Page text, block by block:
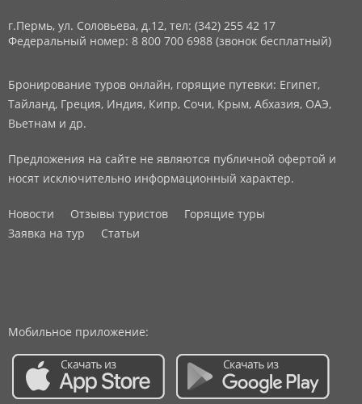
г.Пермь, ул. Соловьева, д.12, тел: (342) 255 42 17
Федеральный номер: 8 800 700 6988 (звонок бесплатный)
Бронирование туров онлайн, горящие путевки: Египет,
Тайланд, Греция, Индия, Кипр, Сочи, Крым, Абхазия, ОАЭ,
Вьетнам и др.
Предложения на сайте не являются публичной офертой и
носят исключительно информационный характер.
Новости Отзывы туристов
Горящие туры
Заявка на тур
Статьи
Мобильное приложение: